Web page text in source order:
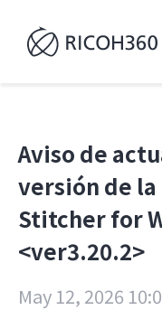
Aviso de
versión de la
Stitcher for
<ver3.20.2>
May 12, 2026